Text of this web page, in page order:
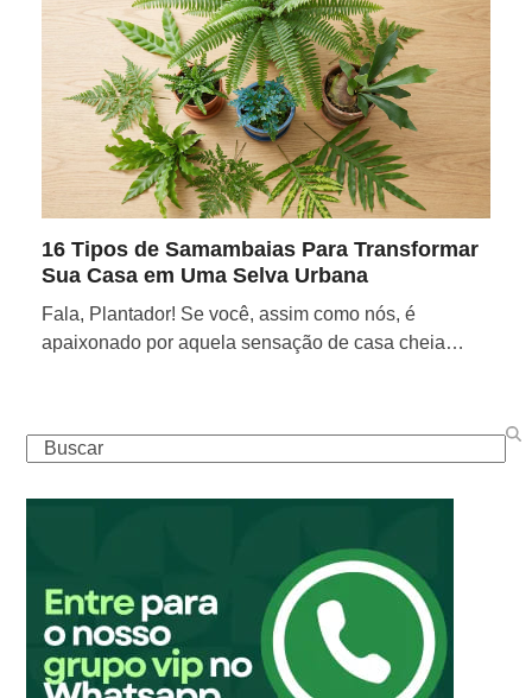
16 Tipos de Samambaias Para Transformar
Sua Casa em Uma Selva Urbana
Fala, Plantador! Se você, assim como nós, é
apaixonado por aquela sensação de casa cheia…
Buscar